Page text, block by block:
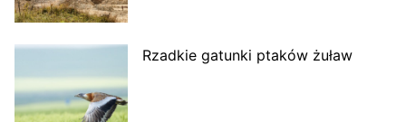
Rzadkie gatunki ptaków żuław